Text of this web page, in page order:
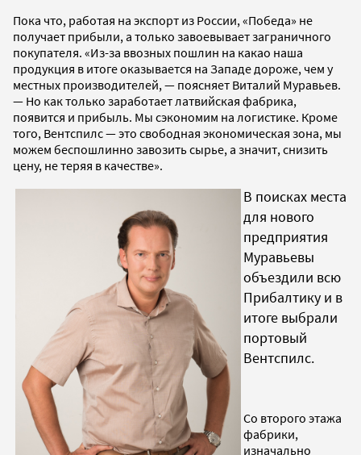
Пока что, работая на экспорт из России, «Победа» не
получает прибыли, а только завоевывает заграничного
покупателя. «Из-за ввозных пошлин на какао наша
продукция в итоге оказывается на Западе дороже, чем у
местных производителей, — поясняет Виталий Муравьев.
— Но как только заработает латвийская фабрика,
появится и прибыль. Мы сэкономим на логистике. Кроме
того, Вентспилс — это свободная экономическая зона, мы
можем беспошлинно завозить сырье, а значит, снизить
цену, не теряя в качестве».
В поисках места
для нового
предприятия
Муравьевы
объездили всю
Прибалтику и в
итоге выбрали
портовый
Вентспилс.
Со второго этажа
фабрики,
изначально